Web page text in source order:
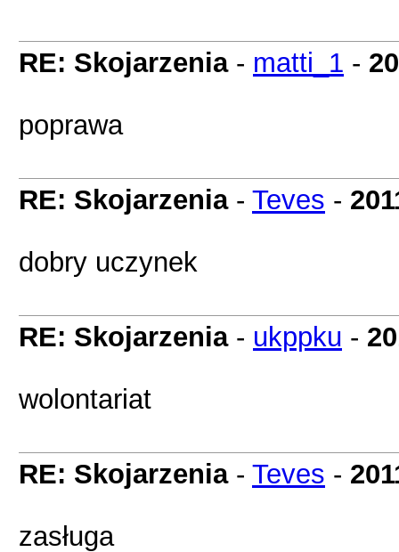
RE: Skojarzenia- matti_1 -
poprawa
RE: Skojarzenia- Teves -
dobry uczynek
RE: Skojarzenia- ukppku -
wolontariat
RE: Skojarzenia- Teves -
zasługa